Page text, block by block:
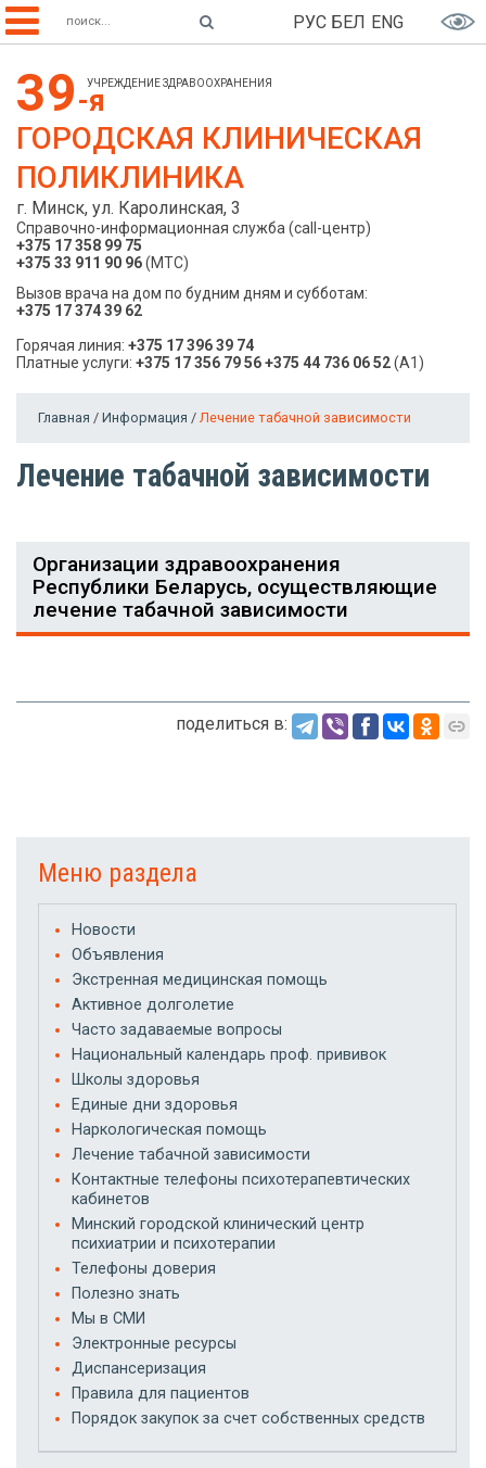
РУС БЕЛ ENG
39-я
УЧРЕЖДЕНИЕ ЗДРАВООХРАНЕНИЯ
ГОРОДСКАЯ КЛИНИЧЕСКАЯ
ПОЛИКЛИНИКА
г. Минск, ул. Каролинская, 3
Справочно-информационная служба (call-центр)
+375 17 358 99 75
+375 33 911 90 96(МТС)
Вызов врача на дом по будним дням и субботам:
+375 17 374 39 62
Горячая линия: +375 17 396 39 74
Платные услуги: +375 17 356 79 56+375 44 736 06 52(A1)
Главная / Информация / Лечение табачной зависимости
Лечение табачной зависимости
Организации здравоохранения
Республики Беларусь, осуществляющие
лечение табачной зависимости
поделиться в:
Меню раздела
Новости
Объявления
Экстренная медицинская помощь
Активное долголетие
Часто задаваемые вопросы
Национальный календарь проф. прививок
Школы здоровья
Единые дни здоровья
Наркологическая помощь
Лечение табачной зависимости
Контактные телефоны психотерапевтических
кабинетов
Минский городской клинический центр
психиатрии и психотерапии
Телефоны доверия
Полезно знать
Мы в СМИ
Электронные ресурсы
Диспансеризация
Правила для пациентов
Порядок закупок за счет собственных средств